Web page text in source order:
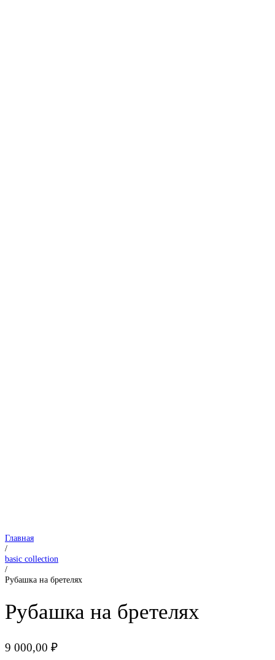
Главная
/
basic collection
/
Рубашка на бретелях
Рубашка на бретелях
9 000,00 ₽